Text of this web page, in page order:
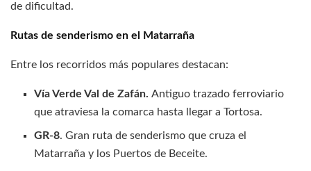
de dificultad.
Rutas de senderismo en el Matarraña
Entre los recorridos más populares destacan:
Vía Verde Val de Zafán.Antiguo trazado ferroviario
que atraviesa la comarca hasta llegar a Tortosa.
GR-8. Gran ruta de senderismo que cruza el
Matarraña y los Puertos de Beceite.